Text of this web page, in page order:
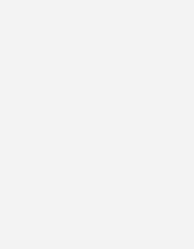
Ingo Hannemann,
der Geschäftsführung
im gereinigten Abwasser wird
um sie als Nutzwärme ins
uns, damit einen Beitrag zum
der Stadt ein
das Hamburg mit Wärme